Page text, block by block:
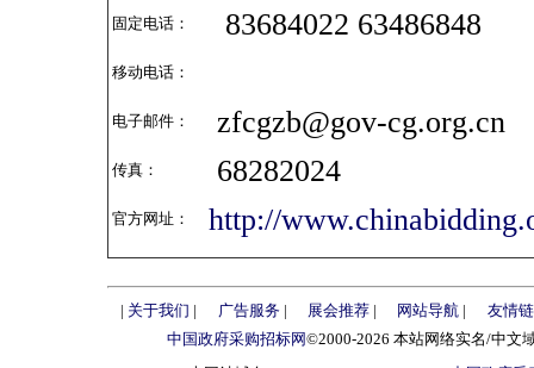
固定电话： 83684022 63486848
移动电话：
电子邮件： zfcgzb@gov-cg.org.cn
传真： 68282024
官方网址： http://
| 关于我们 | 广告服务| 展会推荐| 网站导航 |
友情
中国政府采购招标网©2000-2026 本站网络实名/中文